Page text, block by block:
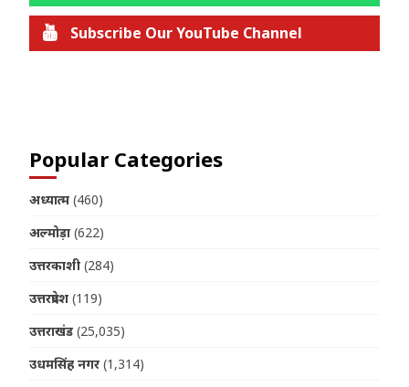
Subscribe Our YouTube Channel
Popular Categories
अध्यात्म (460)
अल्मोड़ा (622)
उत्तरकाशी (284)
उत्तरप्रदेश (119)
उत्तराखंड (25,035)
उधमसिंह नगर (1,314)